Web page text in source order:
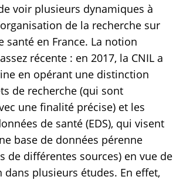
voir plusieurs dynamiques à
de la recherche sur
santé en France. La notion
récente : en 2017, la CNIL a
en opérant une distinction
de recherche (qui sont
une finalité précise) et les
de santé (EDS), qui visent
base de données pérenne
de différentes sources) en vue de
plusieurs études. En effet,